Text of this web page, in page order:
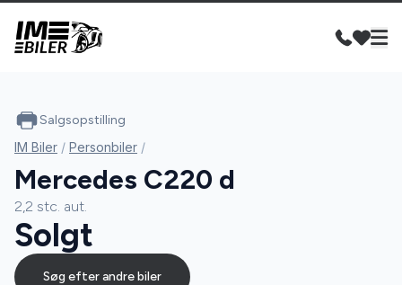
Salgsopstilling
IM Biler / Personbiler /
Mercedes C220 d
2,2 stc. aut.
Solgt
Søg efter andre biler